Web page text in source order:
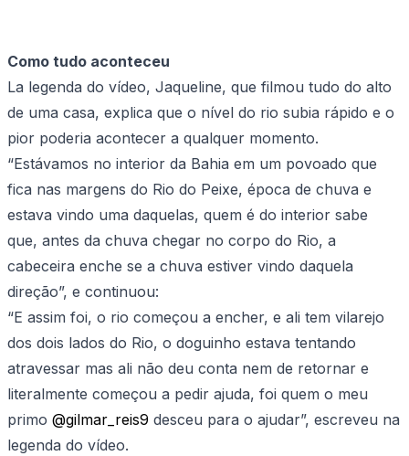
Como tudo aconteceu
La legenda do vídeo, Jaqueline, que filmou tudo do alto
de uma casa, explica que o nível do rio subia rápido e o
pior poderia acontecer a qualquer momento.
“Estávamos no interior da Bahia em um povoado que
fica nas margens do Rio do Peixe, época de chuva e
estava vindo uma daquelas, quem é do interior sabe
que, antes da chuva chegar no corpo do Rio, a
cabeceira enche se a chuva estiver vindo daquela
direção”, e continuou:
“E assim foi, o rio começou a encher, e ali tem vilarejo
dos dois lados do Rio, o doguinho estava tentando
atravessar mas ali não deu conta nem de retornar e
literalmente começou a pedir ajuda, foi quem o meu
primo @gilmar_reis9 desceu para o ajudar”, escreveu na
legenda do vídeo.